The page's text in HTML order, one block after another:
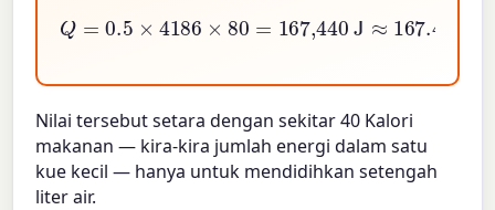
Q= 0.5 ×4186× 80=167,440 J≈167.4 kJ
Nilai tersebut setara dengan sekitar 40 Kalori
makanan — kira-kira jumlah energi dalam satu
kue kecil — hanya untuk mendidihkan setengah
liter air.